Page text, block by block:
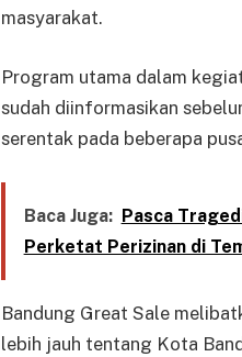
masyarakat.
Program utama dalam
sudah diinformasikan
serentak pada beberapa
Baca Juga: Pasca
Perketat Perizinan di
Bandung Great Sale
lebih jauh tentang Kota